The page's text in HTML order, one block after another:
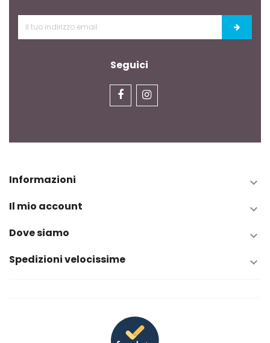
Seguici
Informazioni 
Il mio account 
Dove siamo 
Spedizioni velocissime 